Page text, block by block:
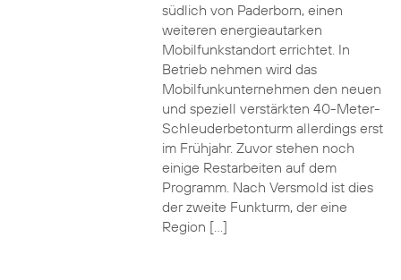
südlich von Paderborn, einen
weiteren energieautarken
Mobilfunkstandort errichtet. In
Betrieb nehmen wird das
Mobilfunkunternehmen den neuen
und speziell verstärkten 40-Meter-
Schleuderbetonturm allerdings erst
im Frühjahr. Zuvor stehen noch
einige Restarbeiten auf dem
Programm. Nach Versmold ist dies
der zweite Funkturm, der eine
Region […]